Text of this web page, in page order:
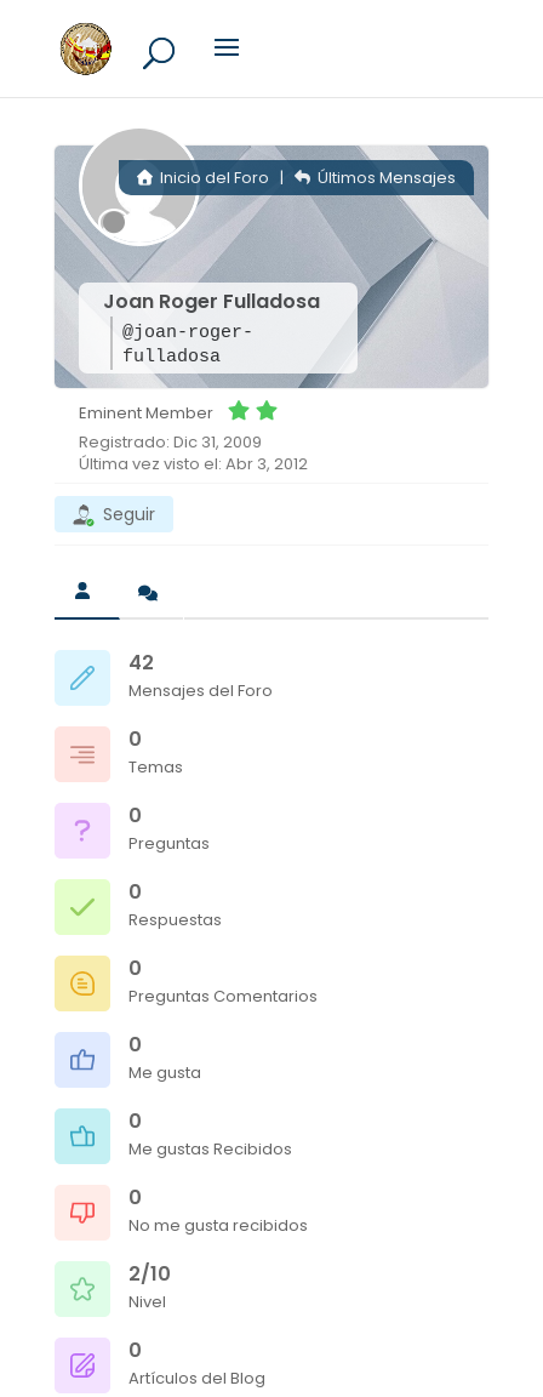
Joan Roger Fulladosa
@joan-roger-
fulladosa
Inicio del Foro | Últimos Mensajes
Eminent Member
Registrado: Dic 31, 2009
Última vez visto el: Abr 3, 2012
Seguir
42
Mensajes del Foro
0
Temas
0
Preguntas
0
Respuestas
0
Preguntas Comentarios
0
Me gusta
0
Me gustas Recibidos
0
No me gusta recibidos
2/10
Nivel
0
Artículos del Blog